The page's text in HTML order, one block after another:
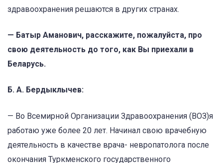
здравоохранения решаются в других странах.
— Батыр Аманович, расскажите, пожалуйста, про
свою деятельность до того, как Вы приехали в
Беларусь.
Б. А. Бердыклычев:
— Во Всемирной Организации Здравоохранения (ВОЗ)я
работаю уже более 20 лет. Начинал свою врачебную
деятельность в качестве врача- невропатолога после
окончания Туркменского государственного